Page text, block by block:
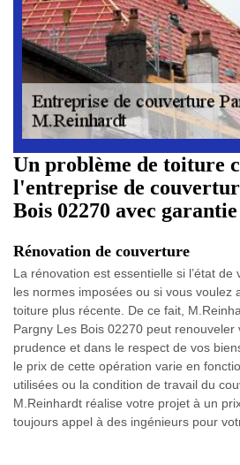
Un problème de toiture
l'entreprise de
Bois 02270 avec
Rénovation de couverture
La rénovation est essentielle si l’état
les normes imposées ou si vous voulez
toiture plus récente. De ce fait,
Pargny Les Bois 02270 peut
prudence et dans le respect de vos
le prix de cette opération varie en
utilisées ou la condition de travail du
M.Reinhardt réalise votre projet à un
toujours appel à des ingénieurs pour